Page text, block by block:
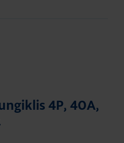
4P, 40A,